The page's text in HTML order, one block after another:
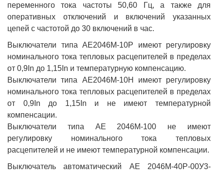
переменного тока частоты 50,60 Гц, а также для
оперативных отключений и включений указанных
цепей с частотой до 30 включений в час.
Выключатели типа АЕ2046М-10Р имеют регулировку
номинального тока тепловых расцепителей в пределах
от 0,9In до 1,15In и температурную компенсацию.
Выключатели типа АЕ2046М-10Н имеют регулировку
номинального тока тепловых расцепителей в пределах
от 0,9In до 1,15In и не имеют температурной
компенсации.
Выключатели типа АЕ 2046М-100 не имеют
регулировку номинального тока тепловых
расцепителей и не имеют температурной компенсации.
Выключатель автоматический АЕ 2046М-40Р-00У3-